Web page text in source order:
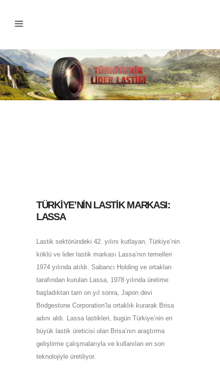
TÜRKİYE’NİN LASTİK MARKASI:
LASSA
Lastik sektöründeki 42. yılını kutlayan, Türkiye’nin
köklü ve lider lastik markası Lassa’nın temelleri
1974 yılında atıldı. Sabancı Holding ve ortakları
tarafından kurulan Lassa, 1978 yılında üretime
başladıktan tam on yıl sonra, Japon devi
Bridgestone Corporation’la ortaklık kurarak Brisa
adını aldı. Lassa lastikleri, bugün Türkiye’nin en
büyük lastik üreticisi olan Brisa’nın araştırma
geliştirme çalışmalarıyla ve kullanılan en son
teknolojiyle üretiliyor.